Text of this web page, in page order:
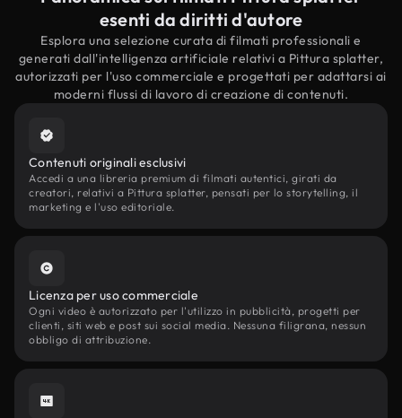
esenti da diritti d'autore
Esplora una selezione curata di filmati professionali e
generati dall'intelligenza artificiale relativi a Pittura splatter,
autorizzati per l'uso commerciale e progettati per adattarsi ai
moderni flussi di lavoro di creazione di contenuti.
Contenuti originali esclusivi
Accedi a una libreria premium di filmati autentici, girati da
creatori, relativi a Pittura splatter, pensati per lo storytelling, il
marketing e l'uso editoriale.
Licenza per uso commerciale
Ogni video è autorizzato per l'utilizzo in pubblicità, progetti per
clienti, siti web e post sui social media. Nessuna filigrana, nessun
obbligo di attribuzione.